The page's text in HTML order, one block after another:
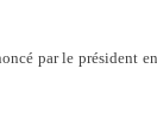
par le président